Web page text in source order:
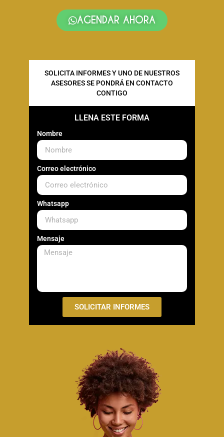
AGENDAR AHORA
SOLICITA INFORMES Y UNO DE NUESTROS
ASESORES SE PONDRÁ EN CONTACTO
CONTIGO
LLENA ESTE FORMA
Nombre
Correo electrónico
Whatsapp
Mensaje
SOLICITAR INFORMES